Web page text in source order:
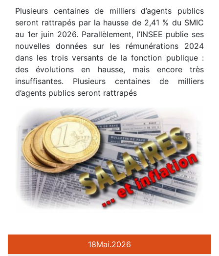
Plusieurs centaines de milliers d’agents publics
seront rattrapés par la hausse de 2,41 % du SMIC
au 1er juin 2026. Parallèlement, l’INSEE publie ses
nouvelles données sur les rémunérations 2024
dans les trois versants de la fonction publique :
des évolutions en hausse, mais encore très
insuffisantes. Plusieurs centaines de milliers
d’agents publics seront rattrapés
18Mai.2026